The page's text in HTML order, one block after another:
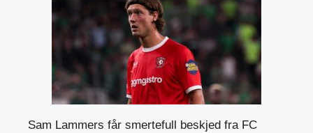
Sam Lammers får smertefull beskjed fra FC